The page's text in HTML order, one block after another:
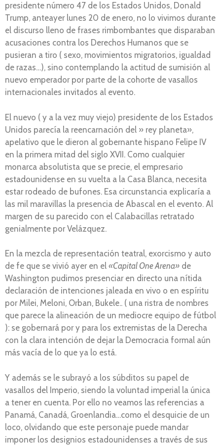
presidente número 47 de los Estados Unidos, Donald
Trump, anteayer lunes 20 de enero, no lo vivimos durante
el discurso lleno de frases rimbombantes que disparaban
acusaciones contra los Derechos Humanos que se
pusieran a tiro ( sexo, movimientos migratorios, igualdad
de razas…), sino contemplando la actitud de sumisión al
nuevo emperador por parte de la cohorte de vasallos
internacionales invitados al evento.
El nuevo ( y a la vez muy viejo) presidente de los Estados
Unidos parecía la reencarnación del » rey planeta»,
apelativo que le dieron al gobernante hispano Felipe IV
en la primera mitad del siglo XVII. Como cualquier
monarca absolutista que se precie, el empresario
estadounidense en su vuelta a la Casa Blanca, necesita
estar rodeado de bufones. Esa circunstancia explicaría a
las mil maravillas la presencia de Abascal en el evento. Al
margen de su parecido con el Calabacillas retratado
genialmente por Velázquez.
En la mezcla de representación teatral, exorcismo y auto
de fe que se vivió ayer en el «Capital One Arena» de
Washington pudimos presenciar en directo una nítida
declaración de intenciones jaleada en vivo o en espíritu
por Milei, Meloni, Orban, Bukele.. ( una ristra de nombres
que parece la alineación de un mediocre equipo de fútbol
): se gobernará por y para los extremistas de la Derecha
con la clara intención de dejar la Democracia formal aún
más vacía de lo que ya lo está.
Y además se le subrayó a los súbditos su papel de
vasallos del Imperio, siendo la voluntad imperial la única
a tener en cuenta. Por ello no veamos las referencias a
Panamá, Canadá, Groenlandia…como el desquicie de un
loco, olvidando que este personaje puede mandar
imponer los designios estadounidenses a través de sus